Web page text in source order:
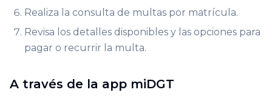
Realiza la consulta de multas por matrícula.
Revisa los detalles disponibles y las opciones para
pagar o recurrir la multa.
A través de la app miDGT